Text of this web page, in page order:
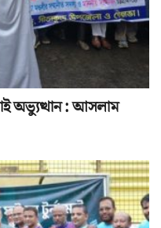
অভ্যুত্থান : আসলাম